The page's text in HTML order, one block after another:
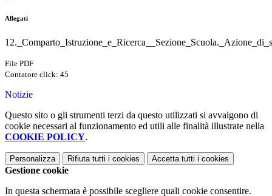
Allegati
File PDF
Contatore click: 45
Notizie
Questo sito o gli strumenti terzi da questo utilizzati si avvalgono di
cookie necessari al funzionamento ed utili alle finalità illustrate nella
COOKIE POLICY.
Personalizza Rifiuta tutti i cookies Accetta tutti i cookies
Gestione cookie
In questa schermata è possibile scegliere quali cookie consentire.